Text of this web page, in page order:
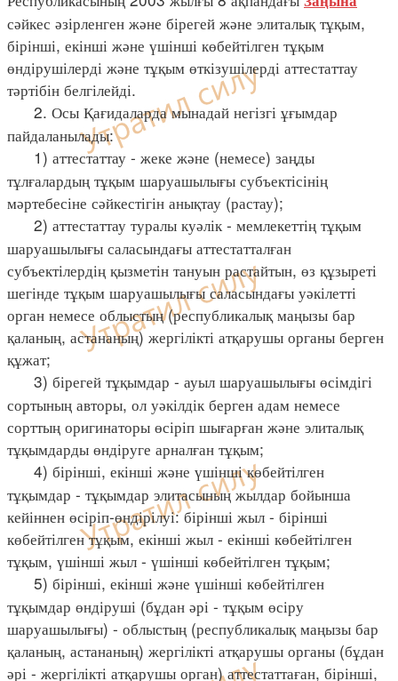
сәйкес әзірленген және бірегей және элиталық тұқым,
бірінші, екінші және үшінші көбейтілген тұқым
өндірушілерді және тұқым өткізушілерді аттестаттау
тәртібін белгілейді.
2. Осы Қағидаларда мынадай негізгі ұғымдар
пайдаланылады:
1) аттестаттау - жеке және (немесе) заңды
тұлғалардың тұқым шаруашылығы субъектісінің
мәртебесіне сәйкестігін анықтау (растау);
2) аттестаттау туралы куәлік - мемлекеттің тұқым
шаруашылығы саласындағы аттестатталған
субъектілердің қызметін тануын растайтын, өз құзыреті
шегінде тұқым шаруашылығы саласындағы уәкілетті
орган немесе облыстың (республикалық маңызы бар
қаланың, астананың) жергілікті атқарушы органы берген
құжат;
3) бірегей тұқымдар - ауыл шаруашылығы өсімдігі
сортының авторы, ол уәкілдік берген адам немесе
сорттың оригинаторы өсіріп шығарған және элиталық
тұқымдарды өндіруге арналған тұқым;
4) бірінші, екінші және үшінші көбейтілген
тұқымдар - тұқымдар элитасының жылдар бойынша
кейіннен өсіріп-өндірілуі: бірінші жыл - бірінші
көбейтілген тұқым, екінші жыл - екінші көбейтілген
тұқым, үшінші жыл - үшінші көбейтілген тұқым;
5) бірінші, екінші және үшінші көбейтілген
тұқымдар өндіруші (бұдан әрі - тұқым өсіру
шаруашылығы) - облыстың (республикалық маңызы бар
қаланың, астананың) жергілікті атқарушы органы (бұдан
әрі - жергілікті атқарушы орган) аттестаттаған, бірінші,